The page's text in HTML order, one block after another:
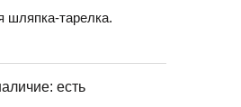
шляпка-тарелка.
есть